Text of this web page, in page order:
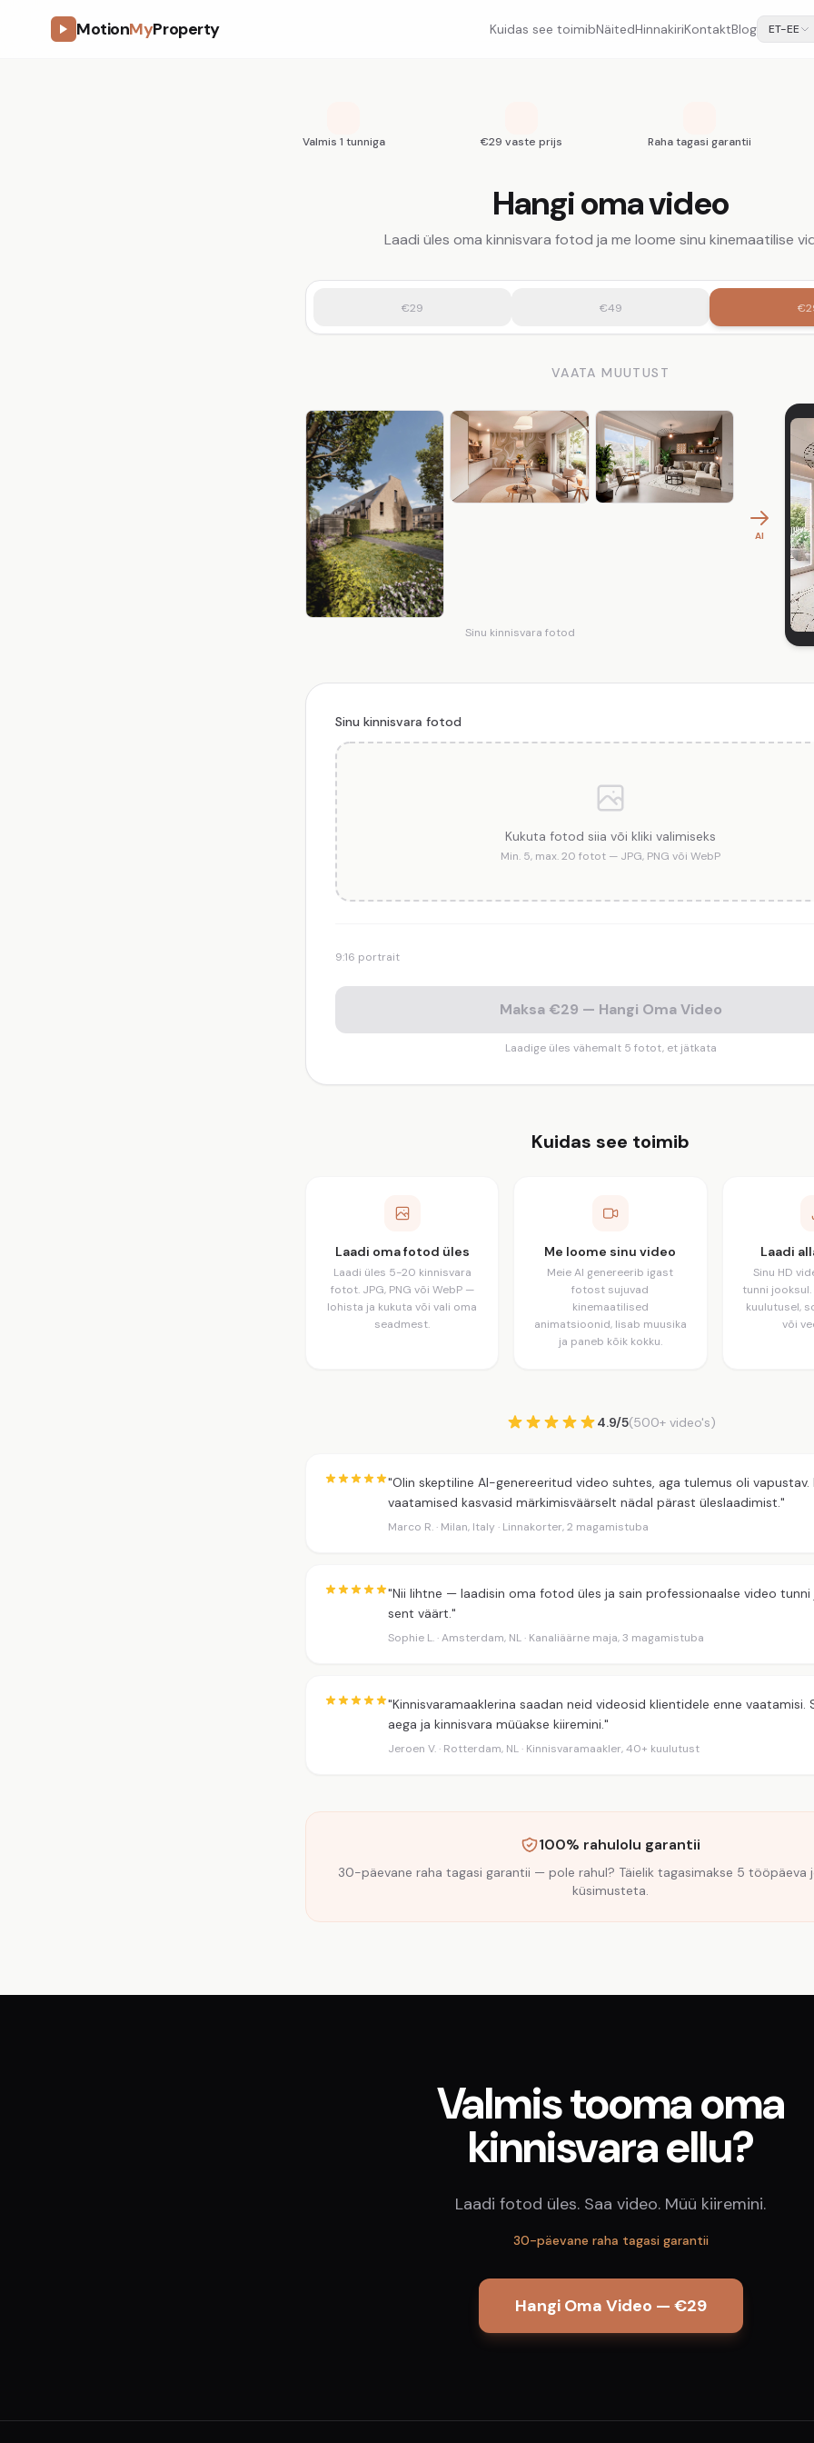
MotionMyProperty Kuidas see toimibNäitedHinnakiriKontaktBlog ET-EE
Valmis 1 tunniga €29 vaste prijs Raha tagasi garantii
Hangi oma video
Laadi üles oma kinnisvara fotod ja me loome sinu kinemaatilise
€29 €49
VAATA MUUTUST
Sinu kinnisvara fotod
AI
Sinu kinnisvara fotod
Kukuta fotod siia või kliki valimiseks
Min. 5, max. 20 fotot — JPG, PNG või WebP
9:16 portrait
Maksa €29 — Hangi Oma Video
Laadige üles vähemalt 5 fotot, et jätkata
Kuidas see toimib
Laadi oma fotod üles
Laadi üles 5-20 kinnisvara
fotot. JPG, PNG või WebP —
lohista ja kukuta või vali oma
seadmest.
Me loome sinu video
Meie AI genereerib igast
fotost sujuvad
kinemaatilised
animatsioonid, lisab muusika
ja paneb kõik kokku.
Laadi
Sinu HD
tunni
kuulutusel,
või
4.9/5(500+ video's)
"Olin skeptiline AI-genereeritud video suhtes, aga tulemus oli vapustav.
vaatamised kasvasid märkimisväärselt nädal pärast üleslaadimist."
Marco R. · Milan, Italy · Linnakorter, 2 magamistuba
"Nii lihtne — laadisin oma fotod üles ja sain professionaalse video tunni
sent väärt."
Sophie L. · Amsterdam, NL · Kanaliäärne maja, 3 magamistuba
"Kinnisvaramaaklerina saadan neid videosid klientidele enne vaatamisi.
aega ja kinnisvara müüakse kiiremini."
Jeroen V. · Rotterdam, NL · Kinnisvaramaakler, 40+ kuulutust
100% rahulolu garantii
30-päevane raha tagasi garantii — pole rahul? Täielik tagasimakse 5 tööpäeva
küsimusteta.
Valmis tooma oma
kinnisvara ellu?
Laadi fotod üles. Saa video. Müü kiiremini.
30-päevane raha tagasi garantii
Hangi Oma Video — €29